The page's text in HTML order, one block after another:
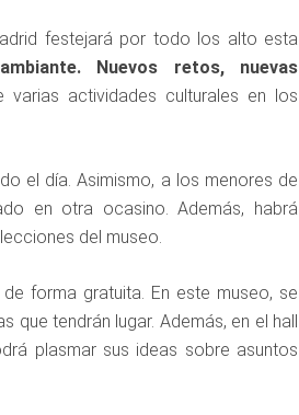
festejará por todo los alto esta
Nuevos retos, nuevas
actividades culturales en los
el día. Asimismo, a los menores de
en otra ocasino. Además, habrá
del museo.
forma gratuita. En este museo, se
que tendrán lugar. Además, en el hall
plasmar sus ideas sobre asuntos